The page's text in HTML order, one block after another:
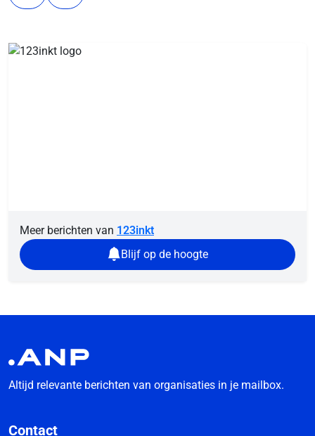
Meer berichten van 123inkt
Blijf op de hoogte
Altijd relevante berichten van organisaties in je mailbox.
Contact